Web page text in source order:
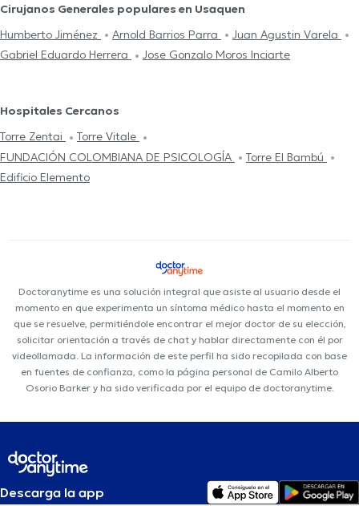
Cirujanos Generales populares en Usaquen
Humberto Jiménez
Arnold Barrios Parra
Juan Agustin Varela
Gabriel Eduardo Herrera
Jose Gonzalo Moros Inciarte
Hospitales Cercanos
Torre Zentai
Torre Vitale
FUNDACIÓN COLOMBIANA DE PSICOLOGÍA
Torre El Bambú
Edificio Elemento
Doctoranytime es una solución integral que asiste al usuario desde el
momento en que experimenta un síntoma médico hasta el momento en
que se resuelve, permitiéndole encontrar el mejor doctor de su elección,
solicitar orientación a través de chat y hablar directamente con él por
videollamada. La información de este perfil ha sido recopilada con base
en fuentes de confianza, como la página personal de Camilo Alberto
Osorio Barker y ha sido verificada por el equipo de doctoranytime.
Descarga la app